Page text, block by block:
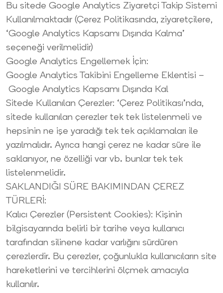
Bu sitede Google Analytics Ziyaretçi Takip Sistemi
Kullanılmaktadır (Çerez Politikasında, ziyaretçilere,
‘Google Analytics Kapsamı Dışında Kalma’
seçeneği verilmelidir)
Google Analytics Engellemek İçin:
Google Analytics Takibini Engelleme Eklentisi –
Google Analytics Kapsamı Dışında Kal
Sitede Kullanılan Çerezler: ‘Çerez Politikası’nda,
sitede kullanılan çerezler tek tek listelenmeli ve
hepsinin ne işe yaradığı tek tek açıklamaları ile
yazılmalıdır. Ayrıca hangi çerez ne kadar süre ile
saklanıyor, ne özelliği var vb. bunlar tek tek
listelenmelidir.
SAKLANDIĞI SÜRE BAKIMINDAN ÇEREZ
TÜRLERİ:
Kalıcı Çerezler (Persistent Cookies): Kişinin
bilgisayarında belirli bir tarihe veya kullanıcı
tarafından silinene kadar varlığını sürdüren
çerezlerdir. Bu çerezler, çoğunlukla kullanıcıların site
hareketlerini ve tercihlerini ölçmek amacıyla
kullanılır.